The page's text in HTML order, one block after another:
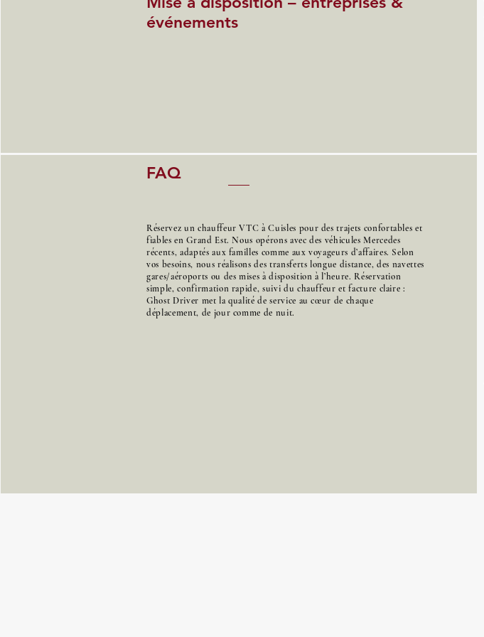
événements
FAQ
Réservez un chauffeur VTC à Cuisles pour des trajets confortables et
fiables en Grand Est. Nous opérons avec des véhicules Mercedes
récents, adaptés aux familles comme aux voyageurs d’affaires. Selon
vos besoins, nous réalisons des transferts longue distance, des navettes
gares/aéroports ou des mises à disposition à l’heure. Réservation
simple, confirmation rapide, suivi du chauffeur et facture claire :
Ghost Driver met la qualité de service au cœur de chaque
déplacement, de jour comme de nuit.